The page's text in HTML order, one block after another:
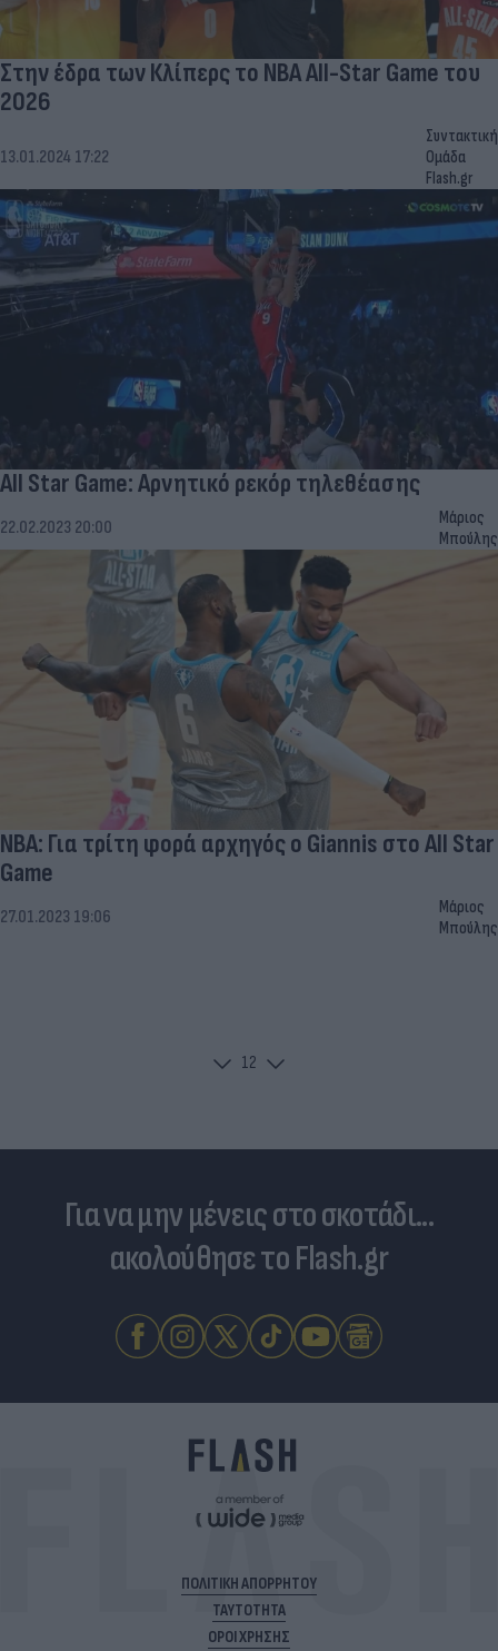
Στην έδρα των Κλίπερς το NBA All-Star Game του
2026
13.01.2024 17:22
Συντακτική
Ομάδα
Flash.gr
All Star Game: Αρνητικό ρεκόρ τηλεθέασης
22.02.2023 20:00
Μάριος
Μπούλης
ΝΒΑ: Για τρίτη φορά αρχηγός ο Giannis στο All Star
Game
27.01.2023 19:06
Μάριος
Μπούλης
12
Για να μην μένεις στο σκοτάδι...
ακολούθησε το Flash.gr
ΠΟΛΙΤΙΚΗ ΑΠΟΡΡΗΤΟΥ
ΤΑΥΤΟΤΗΤΑ
ΟΡΟΙ ΧΡΗΣΗΣ